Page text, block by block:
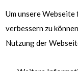
Für
Um unsere
verbessern zu
Nutzung der